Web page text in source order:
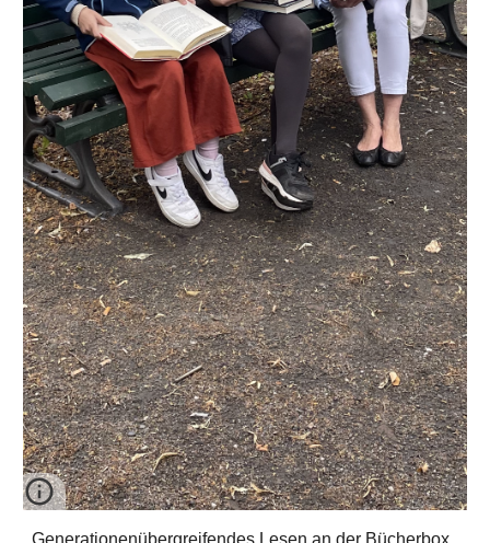
Generationenübergreifendes Lesen an der Bücherbox